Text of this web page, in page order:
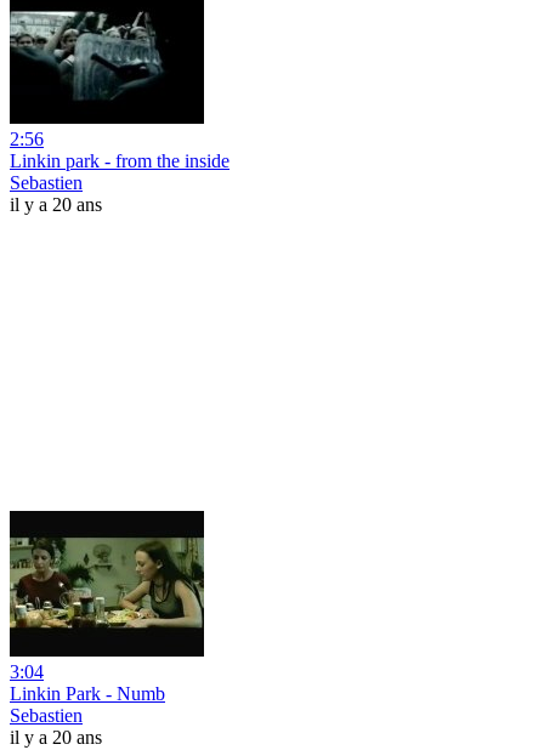
2:56
Linkin park - from the inside
Sebastien
il y a 20 ans
3:04
Linkin Park - Numb
Sebastien
il y a 20 ans